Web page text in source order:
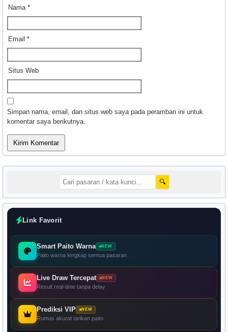
Nama *
Email *
Situs Web
Simpan nama, email, dan situs web saya pada peramban ini untuk
komentar saya berikutnya.
🔍
Link Favorit
Smart Paito Warna NEW
Paito warna lengkap semua pasaran
Live Draw Tercepat NEW
Result real-time tanpa delay
Prediksi VIP NEW
Rumus akurat tarikan paito